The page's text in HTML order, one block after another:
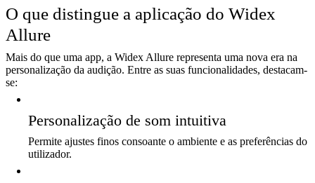
O que distingue a aplicação do Widex
Allure
Mais do que uma app, a Widex Allure representa uma nova era na
personalização da audição. Entre as suas funcionalidades, destacam-
se:
Personalização de som intuitiva
Permite ajustes finos consoante o ambiente e as preferências do
utilizador.